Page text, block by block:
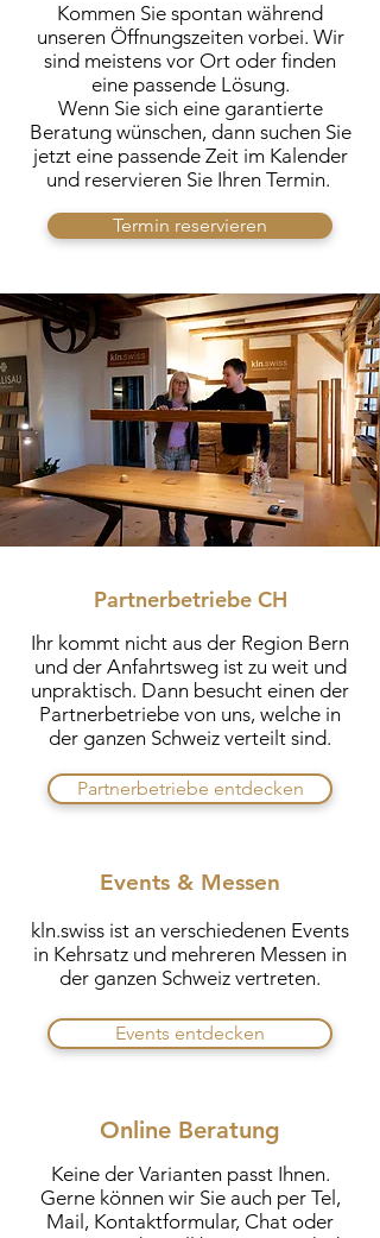
Kommen Sie spontan während
unseren Öffnungszeiten vorbei. Wir
sind meistens vor Ort oder finden
eine passende Lösung.
Wenn Sie sich eine garantierte
Beratung wünschen, dann suchen Sie
jetzt eine passende Zeit im Kalender
und reservieren Sie Ihren Termin.
Termin reservieren
Partnerbetriebe CH
Ihr kommt nicht aus der Region Bern
und der Anfahrtsweg ist zu weit und
unpraktisch. Dann besucht einen der
Partnerbetriebe von uns, welche in
der ganzen Schweiz verteilt sind.
Partnerbetriebe entdecken
Events & Messen
kln.swiss ist an verschiedenen Events
in Kehrsatz und mehreren Messen in
der ganzen Schweiz vertreten.
Events entdecken
Online Beratung
Keine der Varianten passt Ihnen.
Gerne können wir Sie auch per Tel,
Mail, Kontaktformular, Chat oder